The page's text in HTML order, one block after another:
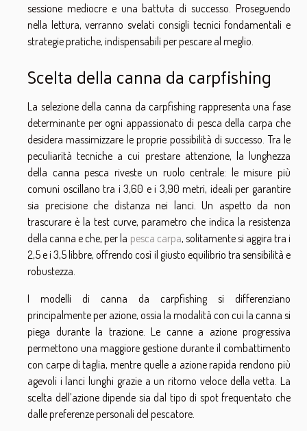
sessione mediocre e una battuta di successo. Proseguendo
nella lettura, verranno svelati consigli tecnici fondamentali e
strategie pratiche, indispensabili per pescare al meglio.
Scelta della canna da carpfishing
La selezione della canna da carpfishing rappresenta una fase
determinante per ogni appassionato di pesca della carpa che
desidera massimizzare le proprie possibilità di successo. Tra le
peculiarità tecniche a cui prestare attenzione, la lunghezza
della canna pesca riveste un ruolo centrale: le misure più
comuni oscillano tra i 3,60 e i 3,90 metri, ideali per garantire
sia precisione che distanza nei lanci. Un aspetto da non
trascurare è la test curve, parametro che indica la resistenza
della canna e che, per la pesca carpa, solitamente si aggira tra i
2,5 e i 3,5 libbre, offrendo così il giusto equilibrio tra sensibilità e
robustezza.
I modelli di canna da carpfishing si differenziano
principalmente per azione, ossia la modalità con cui la canna si
piega durante la trazione. Le canne a azione progressiva
permettono una maggiore gestione durante il combattimento
con carpe di taglia, mentre quelle a azione rapida rendono più
agevoli i lanci lunghi grazie a un ritorno veloce della vetta. La
scelta dell’azione dipende sia dal tipo di spot frequentato che
dalle preferenze personali del pescatore.